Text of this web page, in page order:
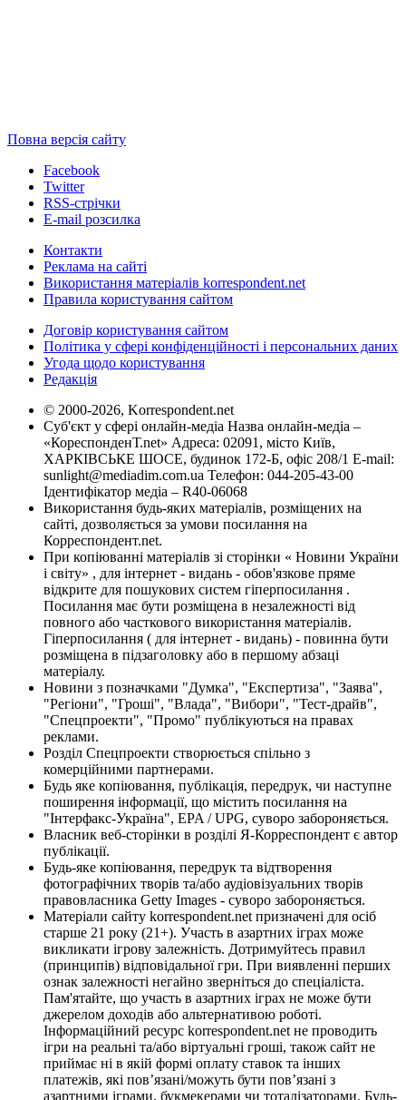
Повна версія сайту
Facebook
Twitter
RSS-стрічки
E-mail розсилка
Контакти
Реклама на сайті
Використання матеріалів korrespondent.net
Правила користування сайтом
Договір користування сайтом
Політика у сфері конфіденційності і персональних даних
Угода щодо користування
Редакція
© 2000-2026, Korrespondent.net
Суб'єкт у сфері онлайн-медіа Назва онлайн-медіа –
«КореспонденТ.net» Адреса: 02091, місто Київ,
ХАРКІВСЬКЕ ШОСЕ, будинок 172-Б, офіс 208/1 E-mail:
sunlight@mediadim.com.ua Телефон: 044-205-43-00
Ідентифікатор медіа – R40-06068
Використання будь-яких матеріалів, розміщених на
сайті, дозволяється за умови посилання на
Корреспондент.net.
При копіюванні матеріалів зі сторінки « Новини України
і світу» , для інтернет - видань - обов'язкове пряме
відкрите для пошукових систем гіперпосилання .
Посилання має бути розміщена в незалежності від
повного або часткового використання матеріалів.
Гіперпосилання ( для інтернет - видань) - повинна бути
розміщена в підзаголовку або в першому абзаці
матеріалу.
Новини з позначками "Думка", "Експертиза", "Заява",
"Регіони", "Гроші", "Влада", "Вибори", "Тест-драйв",
"Спецпроекти", "Промо" публікуються на правах
реклами.
Розділ Спецпроекти створюється спільно з
комерційними партнерами.
Будь яке копіювання, публікація, передрук, чи наступне
поширення інформації, що містить посилання на
"Інтерфакс-Україна", EPA / UPG, суворо забороняється.
Власник веб-сторінки в розділі Я-Корреспондент є автор
публікації.
Будь-яке копіювання, передрук та відтворення
фотографічних творів та/або аудіовізуальних творів
правовласника Getty Images - суворо забороняється.
Матеріали сайту korrespondent.net призначені для осіб
старше 21 року (21+). Участь в азартних іграх може
викликати ігрову залежність. Дотримуйтесь правил
(принципів) відповідальної гри. При виявленні перших
ознак залежності негайно зверніться до спеціаліста.
Пам'ятайте, що участь в азартних іграх не може бути
джерелом доходів або альтернативою роботі.
Інформаційний ресурс korrespondent.net не проводить
ігри на реальні та/або віртуальні гроші, також сайт не
приймає ні в якій формі оплату ставок та інших
платежів, які пов’язані/можуть бути пов’язані з
азартними іграми, букмекерами чи тоталізаторами. Будь-